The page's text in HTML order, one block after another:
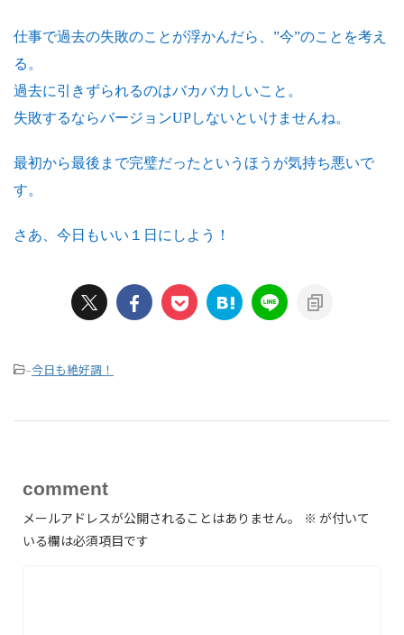
仕事で過去の失敗のことが浮かんだら、”今”のことを考え
る。
過去に引きずられるのはバカバカしいこと。
失敗するならバージョンUPしないといけませんね。
最初から最後まで完璧だったというほうが気持ち悪いで
す。
さあ、今日もいい１日にしよう！
-今日も絶好調！
comment
メールアドレスが公開されることはありません。 ※ が付いて
いる欄は必須項目です